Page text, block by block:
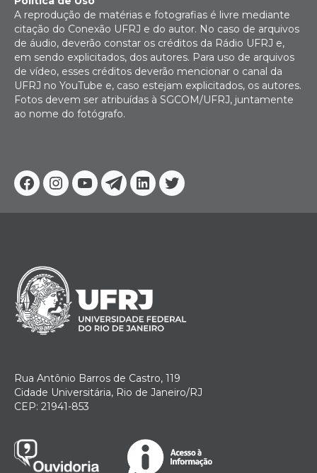
Facebook
Instagram
YoutubeTelegram
Linkedin
Twitter
A reprodução de matérias e fotografias é livre mediante
citação do Conexão UFRJ e do autor. No caso de arquivos
de áudio, deverão constar os créditos da Rádio UFRJ e,
em sendo explicitados, dos autores. Para uso de arquivos
de vídeo, esses créditos deverão mencionar o canal da
UFRJ no YouTube e, caso estejam explicitados, os autores.
Fotos devem ser atribuídas à SGCOM/UFRJ, juntamente
ao nome do fotógrafo.
Rua Antônio Barros de Castro, 119
Cidade Universitária, Rio de Janeiro/RJ
CEP: 21941-853